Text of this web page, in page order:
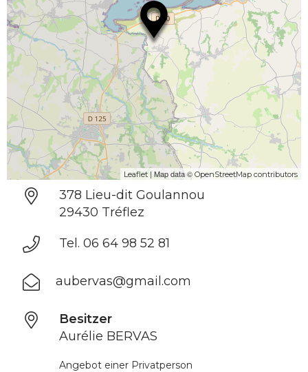
Leaflet | Map data © OpenStreetMap contributors
378 Lieu-dit Goulannou
29430 Tréflez
Tel. 06 64 98 52 81
aubervas@gmail.com
Besitzer
Aurélie BERVAS
Angebot einer Privatperson